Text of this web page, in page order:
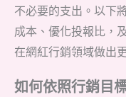
不必要的支出。以下
成本、優化投報比，
在網紅行銷領域做出
如何依照行銷目